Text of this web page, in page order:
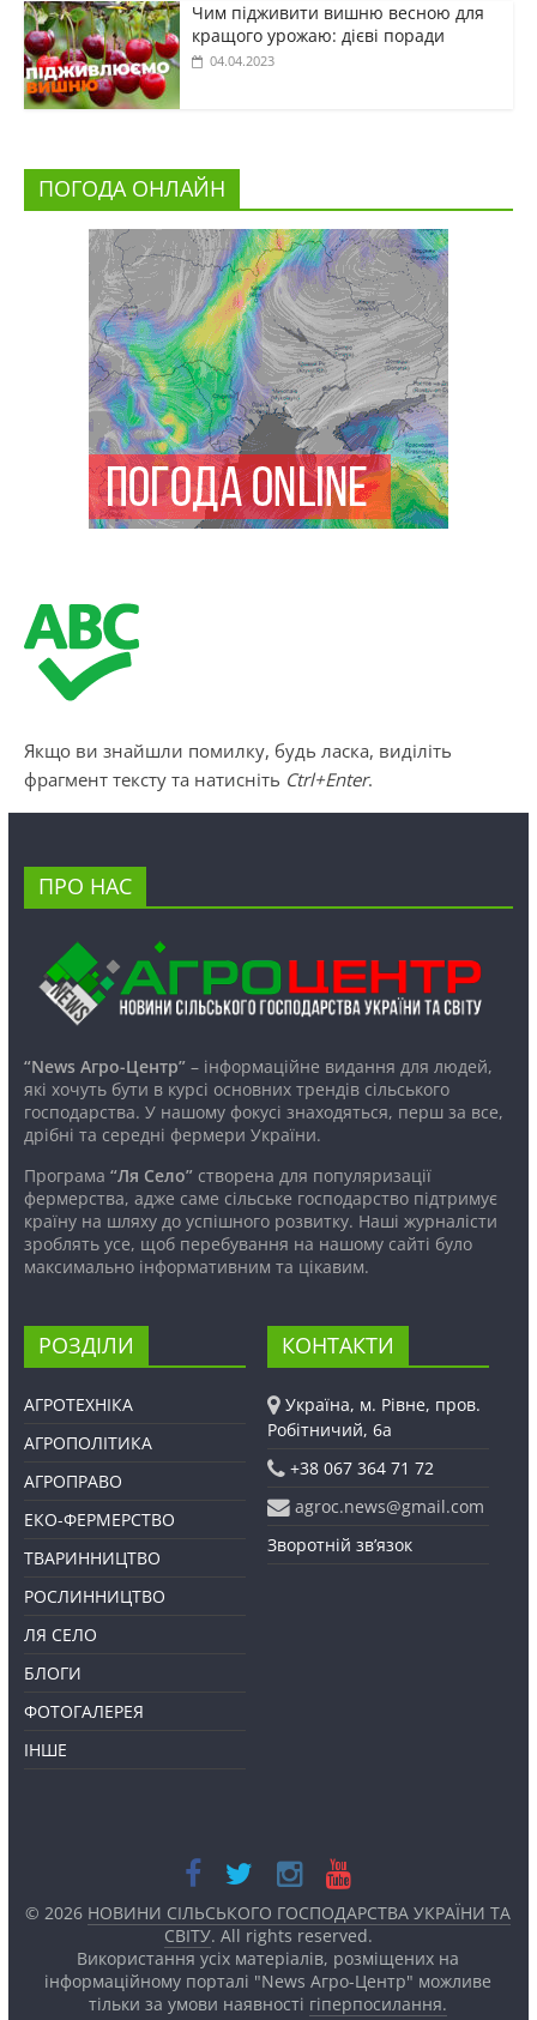
Чим підживити вишню весною для
кращого урожаю: дієві поради
04.04.2023
ПОГОДА ОНЛАЙН
Якщо ви знайшли помилку, будь ласка, виділіть
фрагмент тексту та натисніть Ctrl+Enter.
ПРО НАС
“News Агро-Центр”– інформаційне видання для людей,
які хочуть бути в курсі основних трендів сільського
господарства. У нашому фокусі знаходяться, перш за все,
дрібні та середні фермери України.
Програма “Ля Село”створена для популяризації
фермерства, адже саме сільське господарство підтримує
країну на шляху до успішного розвитку. Наші журналісти
зроблять усе, щоб перебування на нашому сайті було
максимально інформативним та цікавим.
РОЗДІЛИ
АГРОТЕХНІКА
АГРОПОЛІТИКА
АГРОПРАВО
ЕКО-ФЕРМЕРСТВО
ТВАРИННИЦТВО
РОСЛИННИЦТВО
ЛЯ СЕЛО
БЛОГИ
ФОТОГАЛЕРЕЯ
ІНШЕ
КОНТАКТИ
Україна, м. Рівне, пров.
Робітничий, 6а
+38 067 364 71 72
agroc.news@gmail.com
Зворотній зв’язок
© 2026 НОВИНИ СІЛЬСЬКОГО ГОСПОДАРСТВА УКРАЇНИ ТА
СВІТУ. All rights reserved.
Використання усіх матеріалів, розміщених на
інформаційному порталі "News Агро-Центр" можливе
тільки за умови наявності гіперпосилання.